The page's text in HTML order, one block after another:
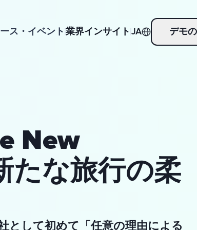
ス・イベント 業界インサイト JA デモ
New
たな旅行の柔
として初めて「任意の理由による